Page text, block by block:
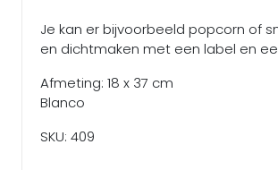
Je kan er bijvoorbeeld popcorn of
en dichtmaken met een label en
Afmeting: 18 x 37 cm
Blanco
SKU: 409